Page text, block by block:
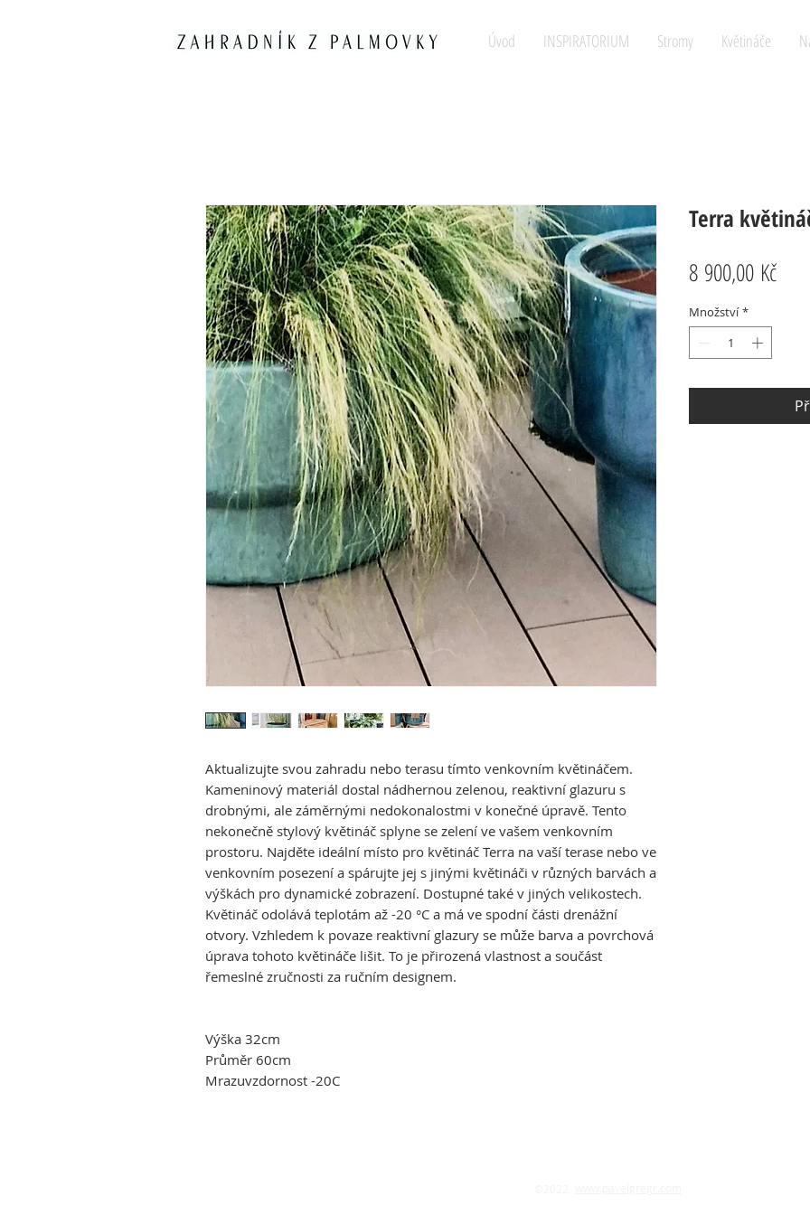
Úvod INSPIRATORIUM Stromy Květináče
Aktualizujte svou zahradu nebo terasu tímto venkovním květináčem.
Kameninový materiál dostal nádhernou zelenou, reaktivní glazuru s
drobnými, ale záměrnými nedokonalostmi v konečné úpravě. Tento
nekonečně stylový květináč splyne se zelení ve vašem venkovním
prostoru. Najděte ideální místo pro květináč Terra na vaší terase nebo ve
venkovním posezení a spárujte jej s jinými květináči v různých barvách a
výškách pro dynamické zobrazení. Dostupné také v jiných velikostech.
Květináč odolává teplotám až -20 °C a má ve spodní části drenážní
otvory. Vzhledem k povaze reaktivní glazury se může barva a povrchová
úprava tohoto květináče lišit. To je přirozená vlastnost a součást
řemeslné zručnosti za ručním designem.
Výška 32cm
Průměr 60cm
Mrazuvzdornost -20C
Terra
8 900,00 KčCena
Množství *